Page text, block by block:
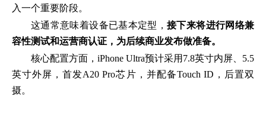
入一个重要阶段。
这通常意味着设备已基本定型，接下来将进行网络兼
容性测试和运营商认证，为后续商业发布做准备。
核心配置方面，iPhone Ultra预计采用7.8英寸内屏、5.5
英寸外屏，首发A20 Pro芯片，并配备Touch ID，后置双
摄。